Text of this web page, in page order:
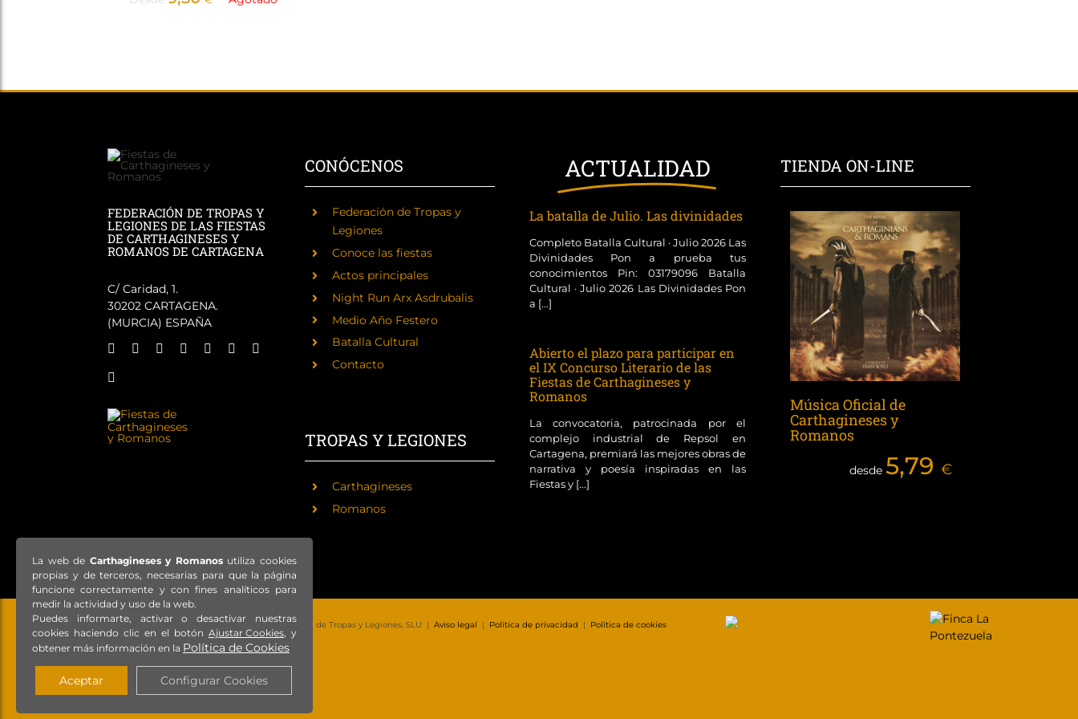
FEDERACIÓN DE TROPAS Y
LEGIONES DE LAS FIESTAS
DE CARTHAGINESES Y
ROMANOS DE CARTAGENA
C/ Caridad, 1.
30202 CARTAGENA.
(MURCIA) ESPAÑA
CONÓCENOS
Federación de Tropas y
Legiones
Conoce las fiestas
Actos principales
Night Run Arx Asdrubalis
Medio Año Festero
Batalla Cultural
Contacto
TROPAS Y LEGIONES
Carthagineses
Romanos
ACTUALIDAD
La batalla de Julio. Las divinidades
Completo Batalla Cultural · Julio 2026 Las
Divinidades Pon a prueba tus
conocimientos Pin: 03179096 Batalla
Cultural · Julio 2026 Las Divinidades Pon
a [...]
Abierto el plazo para participar en
el IX Concurso Literario de las
Fiestas de Carthagineses y
Romanos
La convocatoria, patrocinada por el
complejo industrial de Repsol en
Cartagena, premiará las mejores obras de
narrativa y poesía inspiradas en las
Fiestas y [...]
TIENDA ON-LINE
Música Oficial de
Carthagineses y
Romanos
desde5,79€
© Copyright 2021 – Todos los derechos reservados – Federación de Tropas y Legiones, SLU | Aviso legal | Política de privacidad | Política de cookies
La web de Carthagineses y Romanosutiliza cookies
propias y de terceros, necesarias para que la página
funcione correctamente y con fines analíticos para
medir la actividad y uso de la web.
Puedes informarte, activar o desactivar nuestras
cookies haciendo clic en el botón Ajustar Cookies, y
obtener más información en la Política de Cookies
Aceptar Configurar Cookies